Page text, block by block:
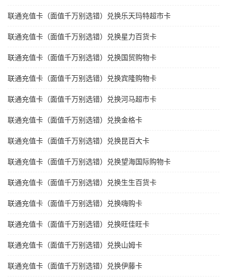
联通充值卡（面值千万别选错）兑换乐天玛特超市卡
联通充值卡（面值千万别选错）兑换星力百货卡
联通充值卡（面值千万别选错）兑换国贸购物卡
联通充值卡（面值千万别选错）兑换宾隆购物卡
联通充值卡（面值千万别选错）兑换河马超市卡
联通充值卡（面值千万别选错）兑换金格卡
联通充值卡（面值千万别选错）兑换昆百大卡
联通充值卡（面值千万别选错）兑换望海国际购物卡
联通充值卡（面值千万别选错）兑换生生百货卡
联通充值卡（面值千万别选错）兑换嗨购卡
联通充值卡（面值千万别选错）兑换旺佳旺卡
联通充值卡（面值千万别选错）兑换山姆卡
联通充值卡（面值千万别选错）兑换伊藤卡